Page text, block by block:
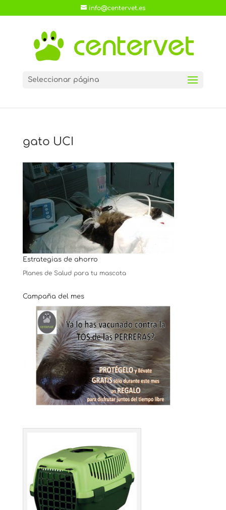
info@centervet.es
Seleccionar página
gato UCI
Estrategias de ahorro
Planes de Salud para tu mascota
Campaña del mes